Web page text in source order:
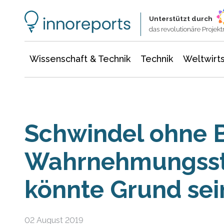
Unterstützt durch
das revolutionäre
Wissenschaft & Technik Technik
Schwindel ohne
könnte Grund
02 August 2019